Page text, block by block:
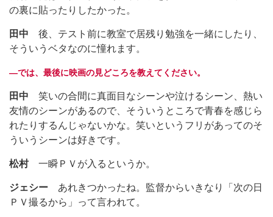
の裏に貼ったりしたかった。
田中 後、テスト前に教室で居残り勉強を一緒にしたり、
そういうベタなのに憧れます。
―では、最後に映画の見どころを教えてください。
田中 笑いの合間に真面目なシーンや泣けるシーン、熱い
友情のシーンがあるので、そういうところで青春を感じら
れたりするんじゃないかな。笑いというフリがあってのそ
ういうシーンは好きです。
松村一瞬ＰＶが入るというか。
ジェシー あれきつかったね。監督からいきなり「次の日
ＰＶ撮るから」って言われて。